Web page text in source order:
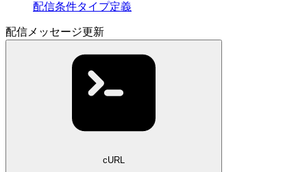
配信条件タイプ定義
配信メッセージ更新
cURL